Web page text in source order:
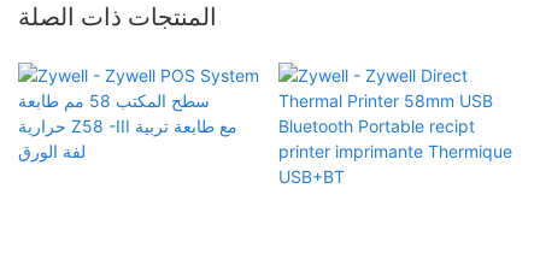
المنتجات ذات الصلة